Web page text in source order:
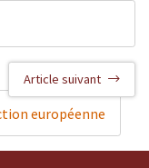
Article suivant
européenne